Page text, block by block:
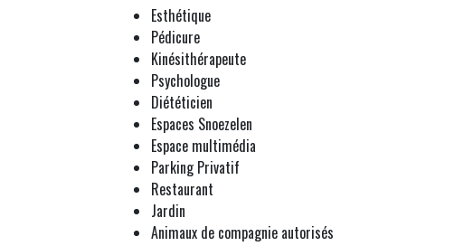
Esthétique
Pédicure
Kinésithérapeute
Psychologue
Diététicien
Espaces Snoezelen
Espace multimédia
Parking Privatif
Restaurant
Jardin
Animaux de compagnie autorisés